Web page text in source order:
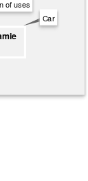
Car
of uses